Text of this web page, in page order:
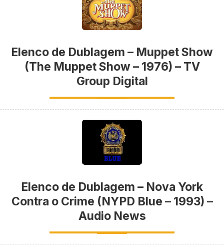
Elenco de Dublagem – Muppet Show
(The Muppet Show – 1976) – TV
Group Digital
Elenco de Dublagem – Nova York
Contra o Crime (NYPD Blue – 1993) –
Audio News